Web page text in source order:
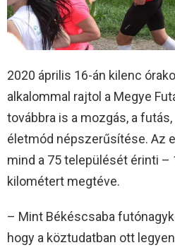
2020 április 16-án kilenc
alkalommal rajtol a Megye
továbbra is a mozgás, a
életmód népszerűsítése. Az
mind a 75 települését érinti –
kilométert megtéve.
– Mint Békéscsaba
hogy a köztudatban ott